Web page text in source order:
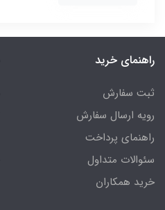
راهنمای خرید
ثبت سفارش
رویه ارسال سفارش
راهنمای پرداخت
سئوالات متداول
خرید همکاران